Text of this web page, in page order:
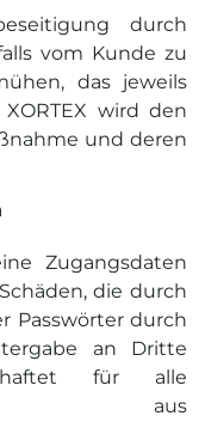
durch
vom Kunde zu
das jeweils
wird den
und deren
Zugangsdaten
die durch
Passwörter durch
an Dritte
für alle
aus